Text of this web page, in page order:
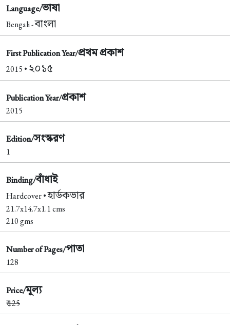
Language/ভাষা
Bengali -বাংলা
First Publication Year/প্রথম প্রকাশ
2015 • ২০১৫
Publication Year/প্রকাশ
2015
Edition/সংস্করণ
1
Binding/বাঁধাই
Hardcover •হার্ডকভার
21.7x14.7x1.1 cms
210 gms
Number of Pages/পাতা
128
Price/মূল্য
₹125